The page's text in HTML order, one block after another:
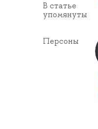
В статье
упомянуты
Персоны